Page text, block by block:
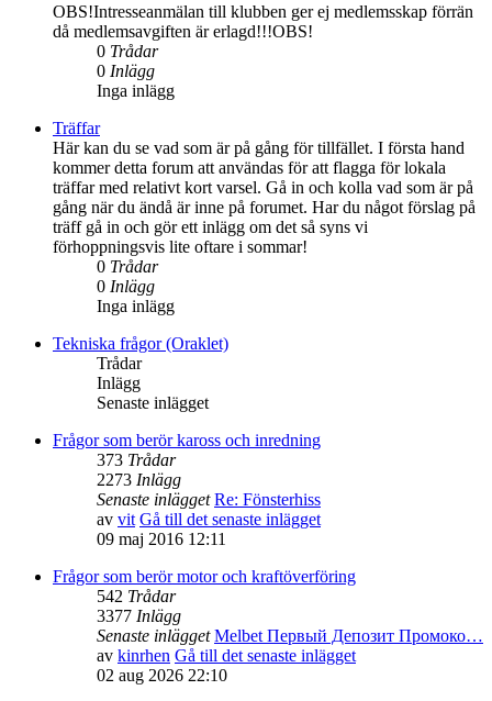
OBS!Intresseanmälan till klubben ger ej medlemsskap förrän
då medlemsavgiften är erlagd!!!OBS!
0 Trådar
0 Inlägg
Inga inlägg
Träffar
Här kan du se vad som är på gång för tillfället. I första hand
kommer detta forum att användas för att flagga för lokala
träffar med relativt kort varsel. Gå in och kolla vad som är på
gång när du ändå är inne på forumet. Har du något förslag på
träff gå in och gör ett inlägg om det så syns vi
förhoppningsvis lite oftare i sommar!
0 Trådar
0 Inlägg
Inga inlägg
Tekniska frågor (Oraklet)
Trådar
Inlägg
Senaste inlägget
Frågor som berör kaross och inredning
373 Trådar
2273 Inlägg
Senaste inlägget Re: Fönsterhiss
av vit Gå till det senaste inlägget
09 maj 2016 12:11
Frågor som berör motor och kraftöverföring
542 Trådar
3377 Inlägg
Senaste inlägget Melbet Первый Депозит Промоко…
av kinrhen Gå till det senaste inlägget
02 aug 2026 22:10